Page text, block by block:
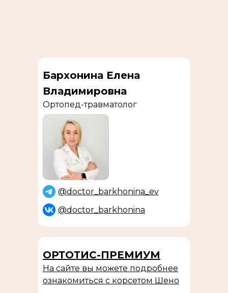
На сайте вы можете подробнее
ознакомиться с корсетом Шено
ОРТОТИС-ПРЕМИУМ
@doctor_barkhonina
@doctor_barkhonina_ev
Ортопед-травматолог
Бархонина Елена
Владимировна